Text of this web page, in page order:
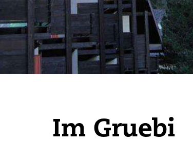
Randonnées
Famille
Sentiers à thème
VTT
Mauvais temps
Promenades autour de
Wengen
Cartes d'hiver
Plan de localité
Im Gruebi